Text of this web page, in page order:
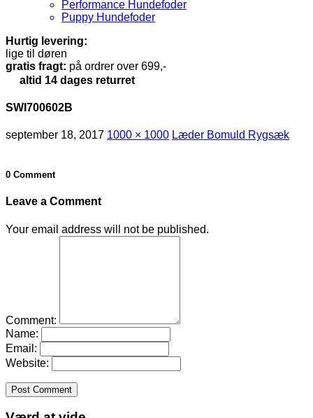
Performance Hundefoder
Puppy Hundefoder
Hurtig levering:
lige til døren
gratis fragt: på ordrer over 699,-
altid 14 dages returret
SWI700602B
september 18, 2017 1000 × 1000 Læder Bomuld Rygsæk
0 Comment
Leave a Comment
Your email address will not be published.
Comment:
Name:
Email:
Website: